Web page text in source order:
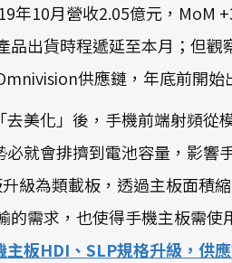
年10月營收2.05億元，MoM
品出貨時程遞延至本月；但
供應鏈，年底前開始
去美化」後，手機前端射頻
必就會排擠到電池容量，影響
級為類載板，透過主板面積
的需求，也使得手機主板需
主板HDI、SLP規格升級，供